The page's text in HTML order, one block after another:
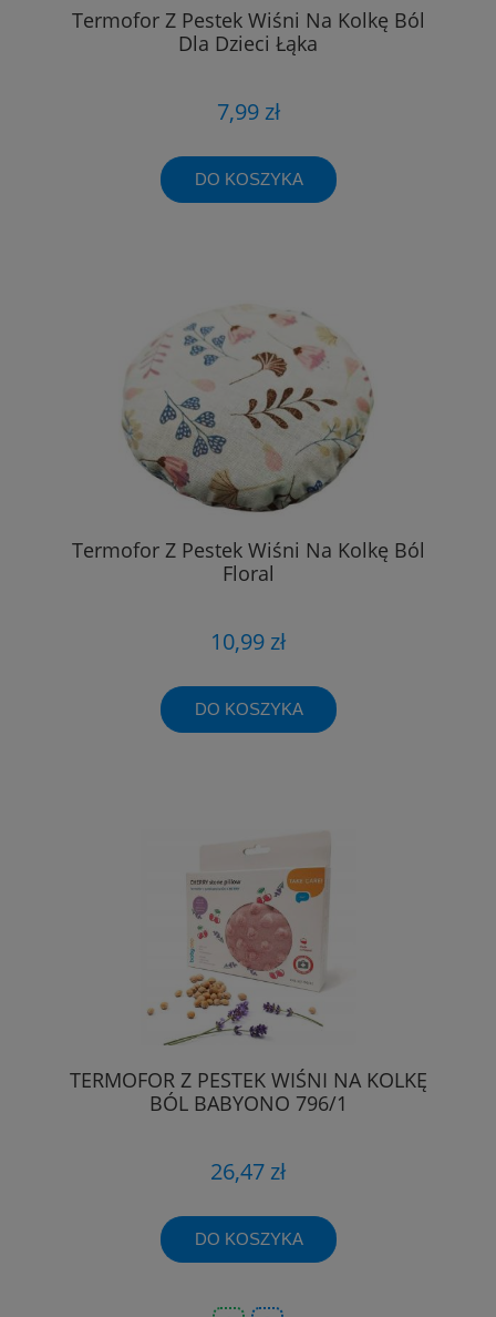
Termofor Z Pestek Wiśni Na Kolkę Ból
Dla Dzieci Łąka
7,99 zł
DO KOSZYKA
Termofor Z Pestek Wiśni Na Kolkę Ból
Floral
10,99 zł
DO KOSZYKA
TERMOFOR Z PESTEK WIŚNI NA KOLKĘ
BÓL BABYONO 796/1
26,47 zł
DO KOSZYKA